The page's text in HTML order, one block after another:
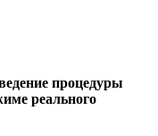
процедуры
реального